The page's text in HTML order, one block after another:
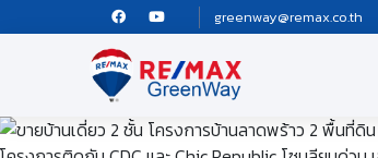
greenway@remax.co.th